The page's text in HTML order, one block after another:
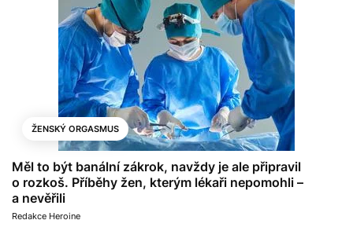
ŽENSKÝ ORGASMUS
Měl to být banální zákrok, navždy je ale připravil
o rozkoš. Příběhy žen, kterým lékaři nepomohli –
a nevěřili
Redakce Heroine